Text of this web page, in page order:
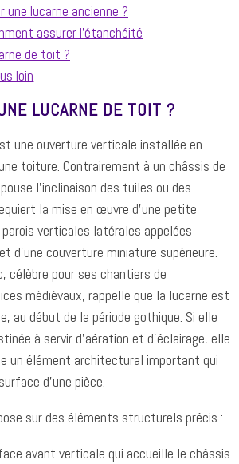
une lucarne ancienne ?
assurer l'étanchéité
de toit ?
loin
LUCARNE DE TOIT ?
une ouverture verticale installée en
toiture. Contrairement à un châssis de
l'inclinaison des tuiles ou des
la mise en œuvre d'une petite
verticales latérales appelées
d'une couverture miniature supérieure.
célèbre pour ses chantiers de
médiévaux, rappelle que la lucarne est
au début de la période gothique. Si elle
à servir d'aération et d'éclairage, elle
un élément architectural important qui
d'une pièce.
sur des éléments structurels précis :
avant verticale qui accueille le châssis